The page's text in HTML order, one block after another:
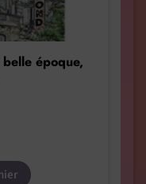
époque,